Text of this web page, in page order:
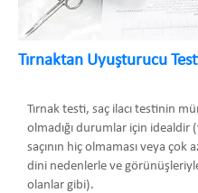
Tırnaktan Uyuşturucu
Tırnak testi, saç ilacı testinin
olmadığı durumlar için idealdir
saçının hiç olmaması veya çok
dini nedenlerle ve
olanlar gibi).